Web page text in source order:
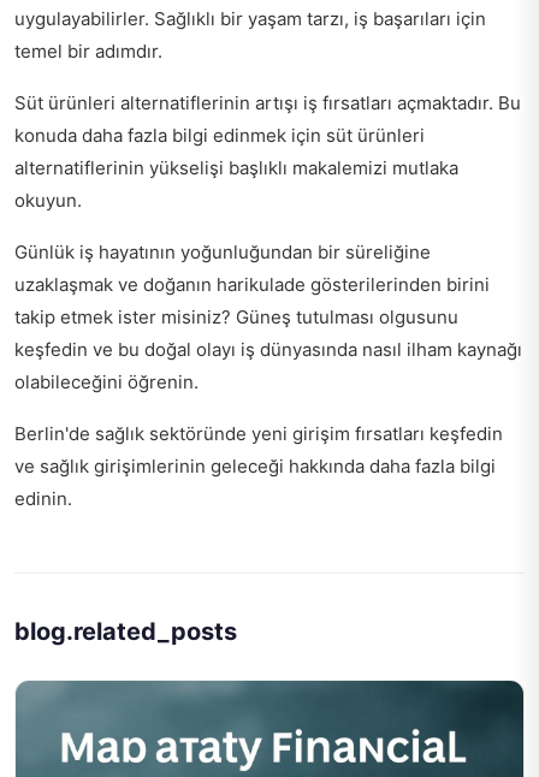
uygulayabilirler. Sağlıklı bir yaşam tarzı, iş başarıları için
temel bir adımdır.
Süt ürünleri alternatiflerinin artışı iş fırsatları açmaktadır. Bu
konuda daha fazla bilgi edinmek için süt ürünleri
alternatiflerinin yükselişi başlıklı makalemizi mutlaka
okuyun.
Günlük iş hayatının yoğunluğundan bir süreliğine
uzaklaşmak ve doğanın harikulade gösterilerinden birini
takip etmek ister misiniz? Güneş tutulması olgusunu
keşfedin ve bu doğal olayı iş dünyasında nasıl ilham kaynağı
olabileceğini öğrenin.
Berlin'de sağlık sektöründe yeni girişim fırsatları keşfedin
ve sağlık girişimlerinin geleceği hakkında daha fazla bilgi
edinin.
blog.related_posts